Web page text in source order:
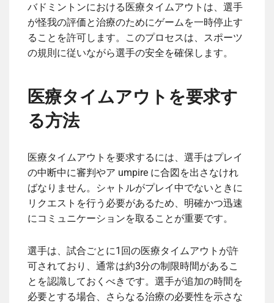
バドミントンにおける医療タイムアウトは、選手
が怪我の評価と治療のためにゲームを一時停止す
ることを許可します。このプロセスは、スポーツ
の規則に従いながら選手の安全を確保します。
医療タイムアウトを要求す
る方法
医療タイムアウトを要求するには、選手はプレイ
の中断中に審判やア umpire に合図を出さなけれ
ばなりません。シャトルがプレイ中でないときに
リクエストを行う必要があるため、明確かつ迅速
にコミュニケーションを取ることが重要です。
選手は、試合ごとに1回の医療タイムアウトが許
可されており、通常は約3分の制限時間があるこ
とを認識しておくべきです。選手が追加の時間を
必要とする場合、さらなる治療の必要性を示さな